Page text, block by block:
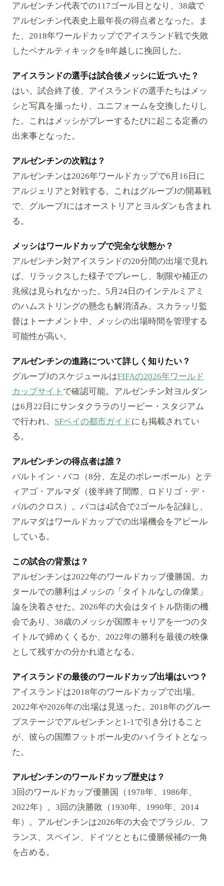
アルゼンチン代表での117ゴール目となり、38歳で
アルゼンチン代表史上最年長の得点者となった。ま
た、2018年ワールドカップでアイスランド戦で失敗
したペナルティキックを8年越しに挽回した。
アイスランドの選手は試合後メッシに近づいた？
はい。試合終了後、アイスランドの選手たちはメッ
シと写真を撮ったり、ユニフォームを交換したりし
た。これはメッシがプレーするたびに起こる定番の
出来事となった。
アルゼンチンの次戦は？
アルゼンチンは2026年ワールドカップで6月16日に
アルジェリアと対戦する。これはグループJの開幕戦
で、グループJにはオーストリアとヨルダンも含まれ
る。
メッシはワールドカップで完全な状態か？
アルゼンチン対アイスランドの20分間の出場で見れ
ば、リラックスした様子でプレーし、制限や補正の
兆候は見られなかった。5月24日のインテルミアミ
のハムストリングの懸念も解消済み。スカラッリ監
督はトーナメント中、メッシの出場時間を管理する
可能性が高い。
アルゼンチンの進路について詳しく知りたい？
グループJのスケジュールはFIFAの2026年ワールド
カップサイト で確認可能。アルゼンチン対ヨルダン
は6月22日にサンタクララのリービー・スタジアム
で行われ、 SFベイの都市ガイドにも掲載されてい
る。
アルゼンチンの得点者は誰？
バルトイン・バコ（8分、左足のボレーボール）とテ
ィアゴ・アルマダ（後半終了間際、ロドリゴ・デ・
パルのクロス）。バコは4試合で2ゴールを記録し、
アルマダはワールドカップでの出場機会をアピール
している。
この試合の背景は？
アルゼンチンは2022年のワールドカップ優勝国。カ
タールでの勝利はメッシの「タイトルなしの偉業」
論を決着させた。2026年の大会はタイトル防衛の機
会であり、38歳のメッシが国際キャリアを一つのタ
イトルで締めくくるか、2022年の勝利を最後の映像
として残すかの分かれ道となる。
アイスランドの最後のワールドカップ出場はいつ？
アイスランドは2018年のワールドカップで出場。
2022年や2026年の出場は見送った。2018年のグルー
プステージでアルゼンチンと1-1で引き分けること
が、彼らの国際フットボール史のハイライトとなっ
た。
アルゼンチンのワールドカップ歴史は？
3回のワールドカップ優勝国（1978年、1986年、
2022年）。3回の決勝敗（1930年、1990年、2014
年）。アルゼンチンは2026年の大会でブラジル、フ
ランス、スペイン、ドイツとともに優勝候補の一角
を占める。